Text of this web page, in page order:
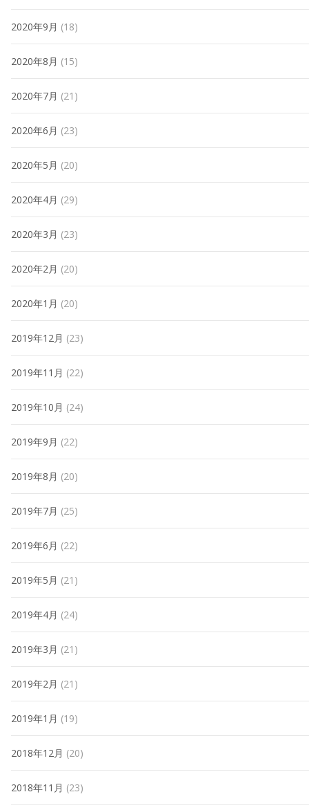
2020年9月 (18)
2020年8月 (15)
2020年7月 (21)
2020年6月 (23)
2020年5月 (20)
2020年4月 (29)
2020年3月 (23)
2020年2月 (20)
2020年1月 (20)
2019年12月 (23)
2019年11月 (22)
2019年10月 (24)
2019年9月 (22)
2019年8月 (20)
2019年7月 (25)
2019年6月 (22)
2019年5月 (21)
2019年4月 (24)
2019年3月 (21)
2019年2月 (21)
2019年1月 (19)
2018年12月 (20)
2018年11月 (23)